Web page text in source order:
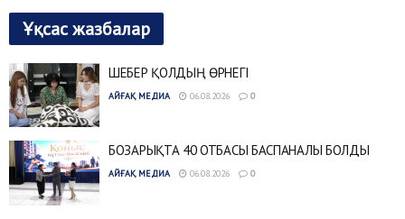
Ұқсас жазбалар
ШЕБЕР ҚОЛДЫҢ ӨРНЕГІ
АЙҒАҚ МЕДИА 06.08.2026 0
БОЗАРЫҚТА 40 ОТБАСЫ БАСПАНАЛЫ БОЛДЫ
АЙҒАҚ МЕДИА 06.08.2026 0